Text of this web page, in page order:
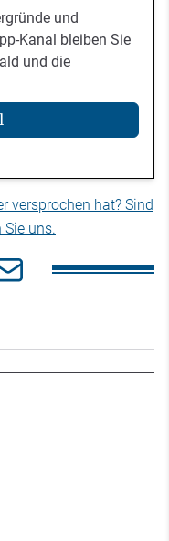
und
Kanal bleiben Sie
und die
versprochen hat? Sind
uns.